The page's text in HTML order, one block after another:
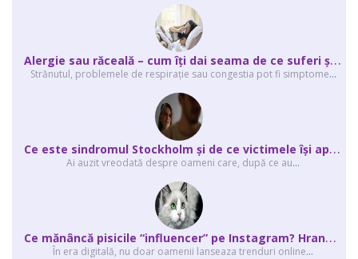
A
lergie sau răceală – cum îţi dai seama de ce suferi și de ce conteaz...
Strănutul, problemele de respirație sau congestia pot fi simptome...
C
e este sindromul Stockholm și de ce victimele își apără agresorii.
Ai auzit vreodată despre oameni care, după ce au...
C
e mănâncă pisicile “influencer” pe Instagram? Hrana lor virală
În era digitală, nu doar oamenii lanseaza trenduri online...